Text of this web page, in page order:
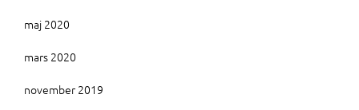
maj 2020
mars 2020
november 2019